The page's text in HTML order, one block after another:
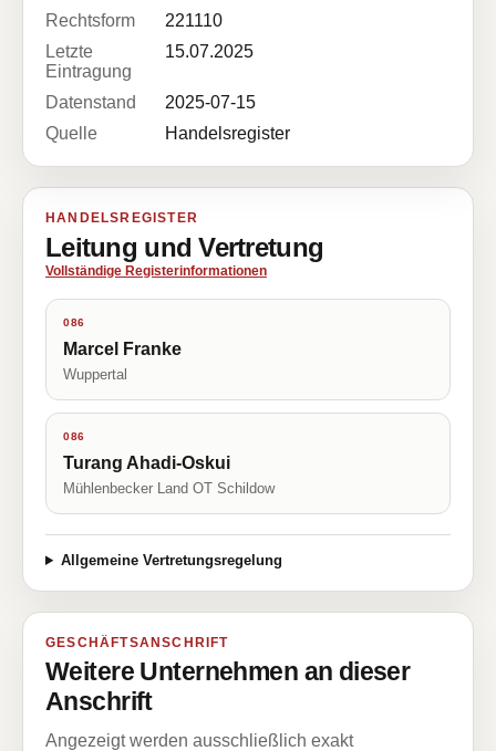
Rechtsform
221110
Letzte
Eintragung
15.07.2025
Datenstand
2025-07-15
Quelle
Handelsregister
HANDELSREGISTER
Leitung und Vertretung
Vollständige Registerinformationen
086
Marcel Franke
Wuppertal
086
Turang Ahadi-Oskui
Mühlenbecker Land OT Schildow
Allgemeine Vertretungsregelung
GESCHÄFTSANSCHRIFT
Weitere Unternehmen an dieser
Anschrift
Angezeigt werden ausschließlich exakt